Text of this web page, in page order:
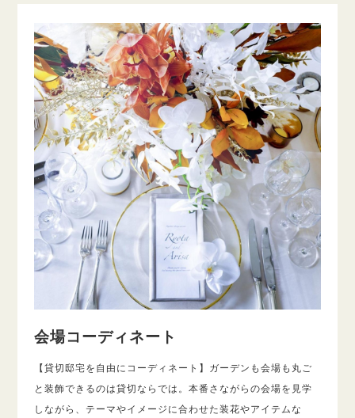
会場コーディネート
【貸切邸宅を自由にコーディネート】ガーデンも会場も丸ご
と装飾できるのは貸切ならでは。本番さながらの会場を見学
しながら、テーマやイメージに合わせた装花やアイテムな